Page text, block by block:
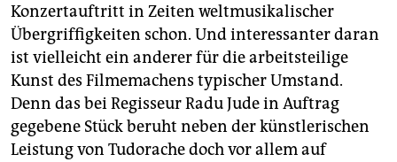
Konzertauftritt in Zeiten weltmusikalischer
Übergriffigkeiten schon. Und interessanter daran
ist vielleicht ein anderer für die arbeitsteilige
Kunst des Filmemachens typischer Umstand.
Denn das bei Regisseur Radu Jude in Auftrag
gegebene Stück beruht neben der künstlerischen
Leistung von Tudorache doch vor allem auf